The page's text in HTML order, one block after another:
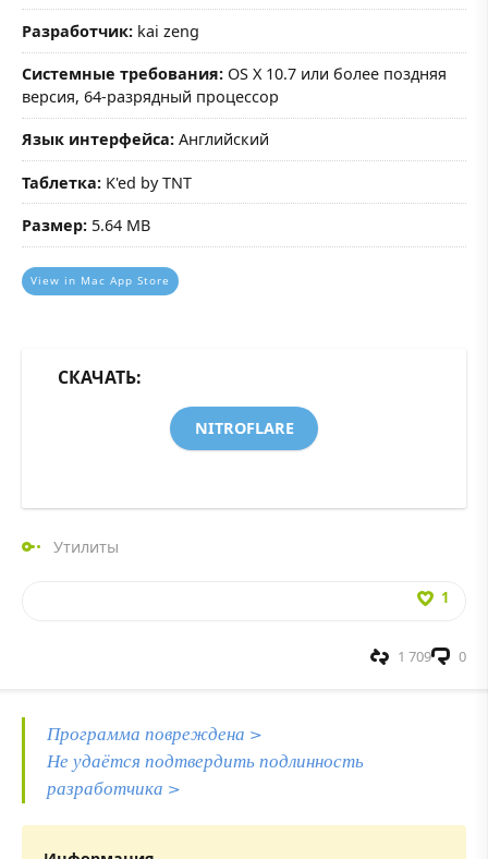
Разработчик: kai zeng
Системные требования: OS X 10.7 или более поздняя
версия, 64-разрядный процессор
Язык интерфейса: Английский
Таблетка: K'ed by TNT
Размер: 5.64 MB
View in Mac App Store
СКАЧАТЬ:
NITROFLARE
Утилиты
1
0
1 709
Программа повреждена >
Не удаётся подтвердить подлинность
разработчика >